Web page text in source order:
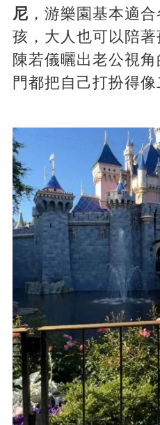
尼 ，游樂園基本適
孩，大人也可以陪著
陳若儀曬出老公視
門都把自己打扮得像